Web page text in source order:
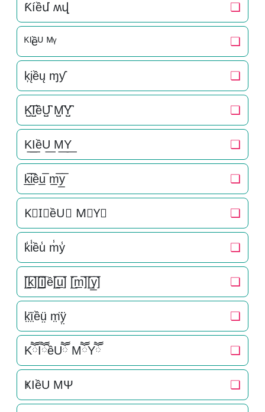
Ƙíềմ ʍվ ❏
ᴷᴵềᵁ ᴹᵞ ❏
ķįềų ɱƴ ❏
K̺͆I̺͆ềU̺͆ M̺͆Y̺͆ ❏
K͟I͟ềU͟ M͟Y͟ ❏
k̲̅i̲̅ều̲̅ m̲̅y̲̅ ❏
K⃣I⃣ềU⃣ M⃣Y⃣ ❏
k̾i̾ều̾ m̾y̾ ❏
[̲̅k̲̅][̲̅i̲̅]ề[̲̅u̲̅] [̲̅m̲̅][̲̅y̲̅] ❏
k̤̈ï̤ềṳ̈ m̤̈ÿ̤ ❏
KཽIཽềUཽ MཽYཽ ❏
ҜIềU MΨ ❏